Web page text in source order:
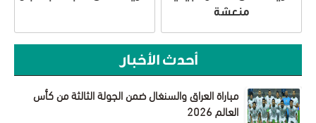
منعشة
أحدث الأخبار
مباراة العراق والسنغال ضمن الجولة الثالثة من كأس
العالم 2026